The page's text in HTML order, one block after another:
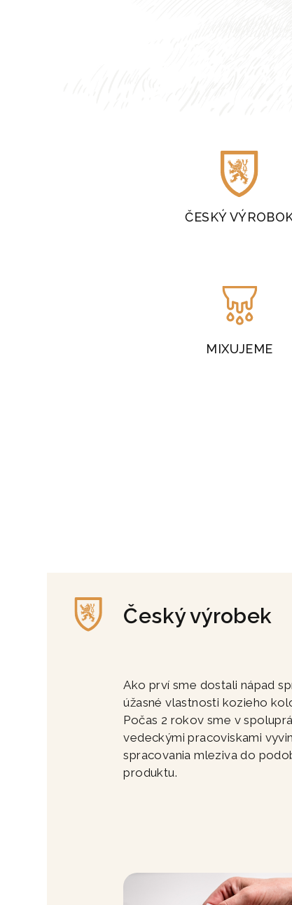
ČESKÝ
MIXUJEME
Český výrobek
Ako prví sme dostali nápad
úžasné vlastnosti kozieho
Počas 2 rokov sme v
vedeckými pracoviskami
spracovania mleziva do
produktu.